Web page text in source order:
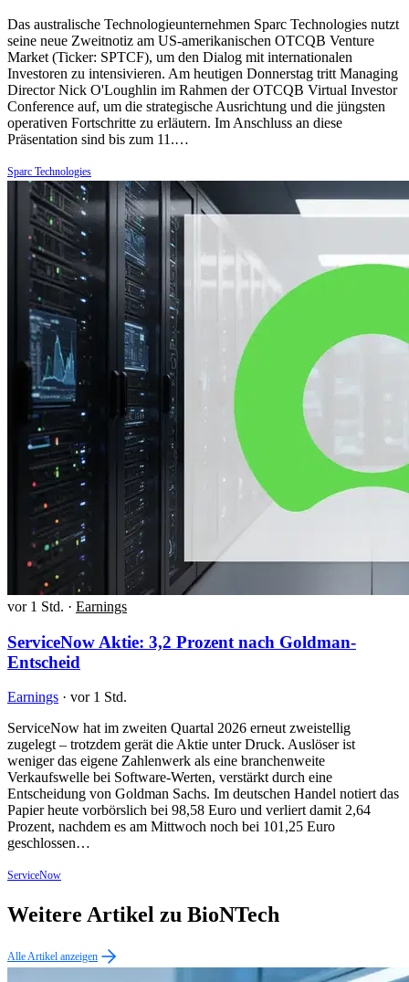
Das australische Technologieunternehmen Sparc Technologies nutzt
seine neue Zweitnotiz am US-amerikanischen OTCQB Venture
Market (Ticker: SPTCF), um den Dialog mit internationalen
Investoren zu intensivieren. Am heutigen Donnerstag tritt Managing
Director Nick O'Loughlin im Rahmen der OTCQB Virtual Investor
Conference auf, um die strategische Ausrichtung und die jüngsten
operativen Fortschritte zu erläutern. Im Anschluss an diese
Präsentation sind bis zum 11.…
Sparc Technologies
vor 1 Std. · Earnings
ServiceNow Aktie: 3,2 Prozent nach Goldman-
Entscheid
Earnings · vor 1 Std.
ServiceNow hat im zweiten Quartal 2026 erneut zweistellig
zugelegt – trotzdem gerät die Aktie unter Druck. Auslöser ist
weniger das eigene Zahlenwerk als eine branchenweite
Verkaufswelle bei Software-Werten, verstärkt durch eine
Entscheidung von Goldman Sachs. Im deutschen Handel notiert das
Papier heute vorbörslich bei 98,58 Euro und verliert damit 2,64
Prozent, nachdem es am Mittwoch noch bei 101,25 Euro
geschlossen…
ServiceNow
Weitere Artikel zu BioNTech
Alle Artikel anzeigen